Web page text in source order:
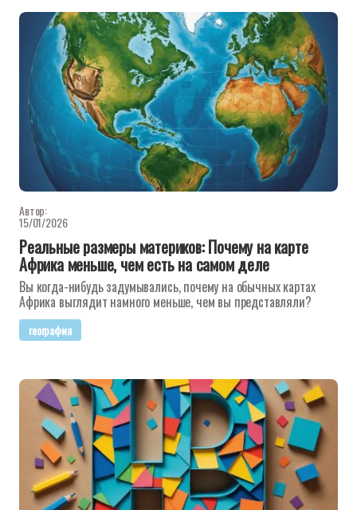
Автор:
15/01/2026
Реальные размеры материков: Почему на карте
Африка меньше, чем есть на самом деле
Вы когда-нибудь задумывались, почему на обычных картах
Африка выглядит намного меньше, чем вы представляли?
география